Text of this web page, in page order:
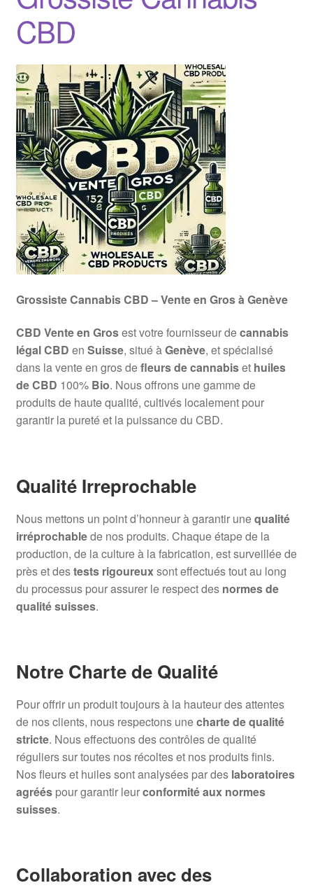
CBD
Grossiste Cannabis CBD – Vente en Gros à Genève
CBD Vente en Grosest votre fournisseur decannabis
légal CBD en Suisse, situé àGenève, et spécialisé
dans la vente en gros defleurs de cannabiset huiles
de CBD 100% Bio. Nous offrons une gamme de
produits de haute qualité, cultivés localement pour
garantir la pureté et la puissance du CBD.
Qualité Irreprochable
Nous mettons un point d’honneur à garantir unequalité
irréprochablede nos produits. Chaque étape de la
production, de la culture à la fabrication, est surveillée de
près et destests rigoureuxsont effectués tout au long
du processus pour assurer le respect des normes de
qualité suisses.
Notre Charte de Qualité
Pour offrir un produit toujours à la hauteur des attentes
de nos clients, nous respectons unecharte de qualité
stricte. Nous effectuons des contrôles de qualité
réguliers sur toutes nos récoltes et nos produits finis.
Nos fleurs et huiles sont analysées par des laboratoires
agrééspour garantir leurconformité aux normes
suisses.
Collaboration avec des